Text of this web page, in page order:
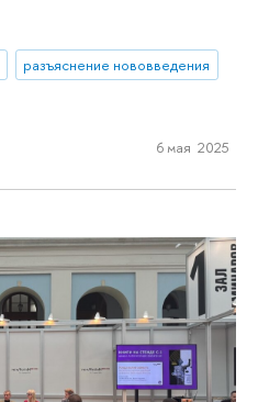
разъяснение нововведения
6 мая 2025